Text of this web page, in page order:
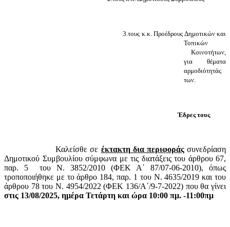
3.τους κ.κ. Προέδρους Δημοτικών και
Τοπικών
Κοινοτήτων,
για θέματα
αρμοδιότητάς
των.
Έδρες τους
Καλείσθε σε έκτακτη δια περιφοράςσυνεδρίαση
Δημοτικού Συμβουλίου σύμφωνα με τις διατάξεις του άρθρου 67,
παρ. 5
του Ν. 3852/2010 (ΦΕΚ Α΄ 87/07-06-2010), όπως
τροποποιήθηκε με το άρθρο 184, παρ. 1 του Ν. 4635/2019 και του
άρθρου 78 του Ν. 4954/2022 (ΦΕΚ 136/Α΄/9-7-2022) που θα γίνει
στις 13/08/2025, ημέρα Τετάρτη και ώρα 10:00 πμ. -11:00πμ